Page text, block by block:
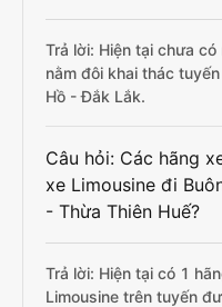
Trả lời: Hiện tại chưa
nằm đôi khai thác
Hồ - Đắk Lắk.
Câu hỏi: Các hãng
xe Limousine đi
- Thừa Thiên Huế?
Trả lời: Hiện tại có 1
Limousine trên tuyến